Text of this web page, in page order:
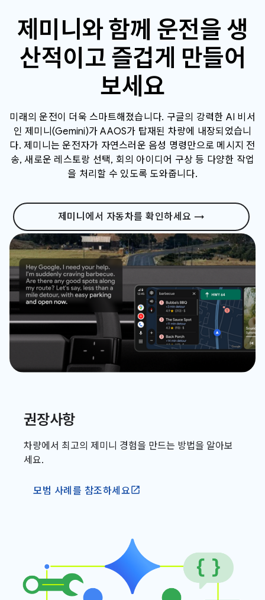
제미니와 함께 운전을 생
산적이고 즐겁게 만들어
보세요
미래의 운전이 더욱 스마트해졌습니다. 구글의 강력한 AI 비서
인 제미니(Gemini)가 AAOS가 탑재된 차량에 내장되었습니
다. 제미니는 운전자가 자연스러운 음성 명령만으로 메시지 전
송, 새로운 레스토랑 선택, 회의 아이디어 구상 등 다양한 작업
을 처리할 수 있도록 도와줍니다.
제미니에서 자동차를 확인하세요 →
권장사항
차량에서 최고의 제미니 경험을 만드는 방법을 알아보
세요.
모범 사례를 참조하세요